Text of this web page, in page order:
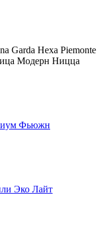
Garda Hexa Piemonte
Модерн Ницца
Фьюжн
Эко Лайт